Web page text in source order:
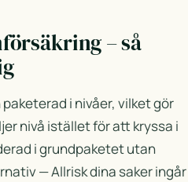
– så
i nivåer, vilket gör
nivå istället för att kryssa i
i grundpaketet utan
— Allrisk dina saker ingår